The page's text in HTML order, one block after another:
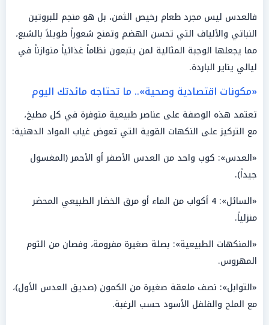
فالعدس ليس مجرد طعام رخيص الثمن، بل هو منجم للبروتين
النباتي والألياف التي تحسن الهضم وتمنح شعوراً طويلاً بالشبع،
مما يجعلها الوجبة المثالية لمن يتبعون نظاماً غذائياً متوازناً في
ليالي يناير الباردة.
«مكونات اقتصادية وصحية».. ما تحتاجه مائدتك اليوم
تعتمد هذه الوصفة على عناصر طبيعية متوفرة في كل مطبخ،
مع التركيز على النكهات القوية التي تعوض غياب المواد الدهنية:
«العدس»: كوب واحد من العدس الأصفر أو الأحمر (المغسول
جيداً).
«السائل»: 4 أكواب من الماء أو مرق الخضار الطبيعي المحضر
منزلياً.
«المنكهات الطبيعية»: بصلة صغيرة مفرومة، وفصان من الثوم
المهروس.
«التوابل»: نصف ملعقة صغيرة من الكمون (صديق العدس الأول)،
مع الملح والفلفل الأسود حسب الرغبة.